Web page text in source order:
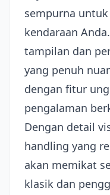
sempurna
kendaraan
tampilan dan
yang penuh
dengan fitur
pengalaman
Dengan detail
handling yang
akan memikat
klasik dan